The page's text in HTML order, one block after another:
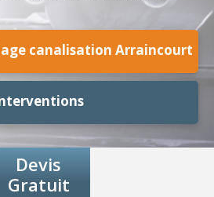
canalisation Arraincourt
Devis
Gratuit